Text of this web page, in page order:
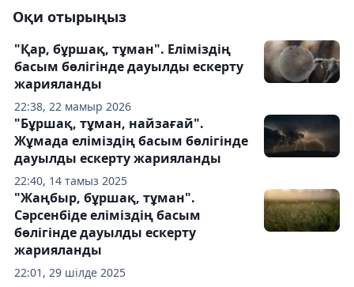
Оқи отырыңыз
22:38, 22 мамыр 2026
"Қар, бұршақ, тұман". Еліміздің
басым бөлігінде дауылды ескерту
жарияланды
22:40, 14 тамыз 2025
"Бұршақ, тұман, найзағай".
Жұмада еліміздің басым бөлігінде
дауылды ескерту жарияланды
22:01, 29 шілде 2025
"Жаңбыр, бұршақ, тұман".
Сәрсенбіде еліміздің басым
бөлігінде дауылды ескерту
жарияланды